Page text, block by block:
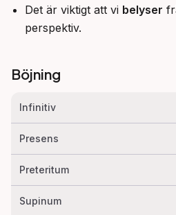
Det är viktigt att vi belyser
perspektiv.
Böjning
Infinitiv
Presens
Preteritum
Supinum